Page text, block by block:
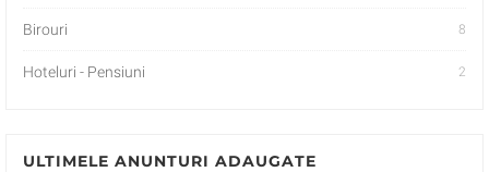
Birouri 8
Hoteluri - Pensiuni 2
ULTIMELE ANUNTURI ADAUGATE